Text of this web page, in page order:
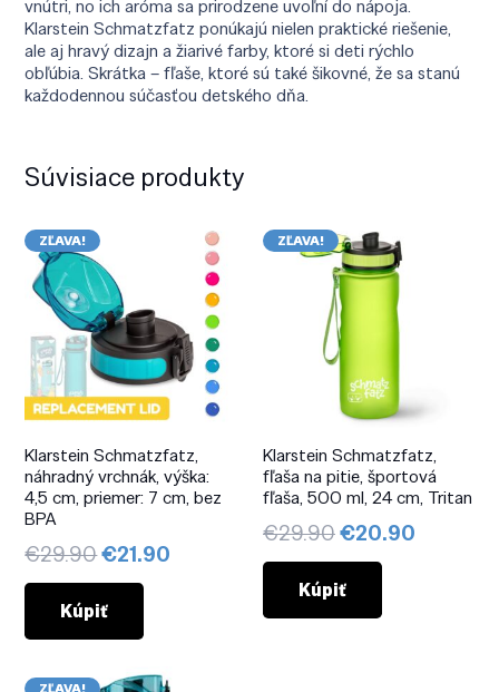
vnútri, no ich aróma sa prirodzene uvoľní do nápoja.
Klarstein Schmatzfatz ponúkajú nielen praktické riešenie,
ale aj hravý dizajn a žiarivé farby, ktoré si deti rýchlo
obľúbia. Skrátka – fľaše, ktoré sú také šikovné, že sa stanú
každodennou súčasťou detského dňa.
Súvisiace produkty
ZĽAVA!
Klarstein Schmatzfatz,
náhradný vrchnák, výška:
4,5 cm, priemer: 7 cm, bez
BPA
€29.90Pôvodná
cena
bola:
€29.90.
€21.90
Kúpiť
ZĽAVA!
Klarstein Schmatzfatz,
fľaša na pitie, športová
fľaša, 500 ml, 24 cm, Tritan
€29.90Pôvodná
cena
bola:
€29.90.
€20.90
Kúpiť